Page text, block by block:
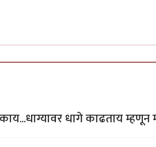
धागे काढताय